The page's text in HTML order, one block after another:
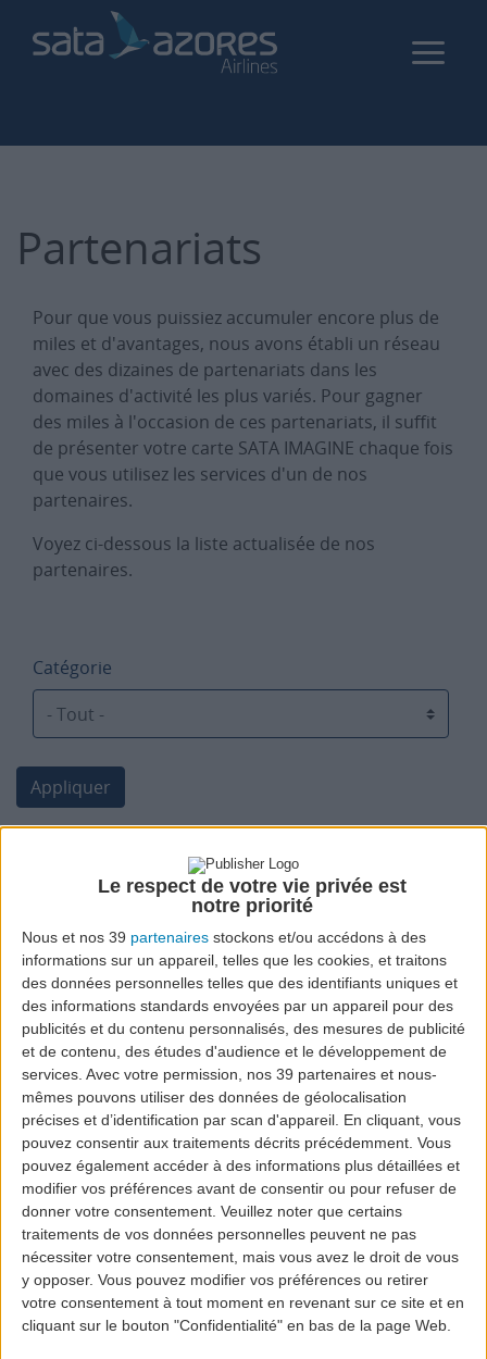
Le respect de votre vie privée est
notre priorité
Nous et nos 39 partenaires stockons et/ou accédons à des
informations sur un appareil, telles que les cookies, et traitons
des données personnelles telles que des identifiants uniques et
des informations standards envoyées par un appareil pour des
publicités et du contenu personnalisés, des mesures de publicité
et de contenu, des études d'audience et le développement de
services. Avec votre permission, nos 39 partenaires et nous-
mêmes pouvons utiliser des données de géolocalisation
précises et d’identification par scan d'appareil. En cliquant, vous
pouvez consentir aux traitements décrits précédemment. Vous
pouvez également accéder à des informations plus détaillées et
modifier vos préférences avant de consentir ou pour refuser de
donner votre consentement. Veuillez noter que certains
traitements de vos données personnelles peuvent ne pas
nécessiter votre consentement, mais vous avez le droit de vous
y opposer. Vous pouvez modifier vos préférences ou retirer
votre consentement à tout moment en revenant sur ce site et en
cliquant sur le bouton "Confidentialité" en bas de la page Web.
au
contenu
Partenariats
Pour que vous puissiez accumuler encore plus de
miles et d'avantages, nous avons établi un réseau
avec des dizaines de partenariats dans les
domaines d'activité les plus variés. Pour gagner
des miles à l'occasion de ces partenariats, il suffit
de présenter votre carte SATA IMAGINE chaque fois
que vous utilisez les services d'un de nos
partenaires.
Voyez ci-dessous la liste actualisée de nos
partenaires.
Catégorie
Appliquer
A Vinha Garrafeira
1 euro* = 2 Miles SATA IMAGINE
*pour toute consommation supérieure à
10 euros
Abrigo da Cascata
1 euro = 1 mile SATA IMAGINE